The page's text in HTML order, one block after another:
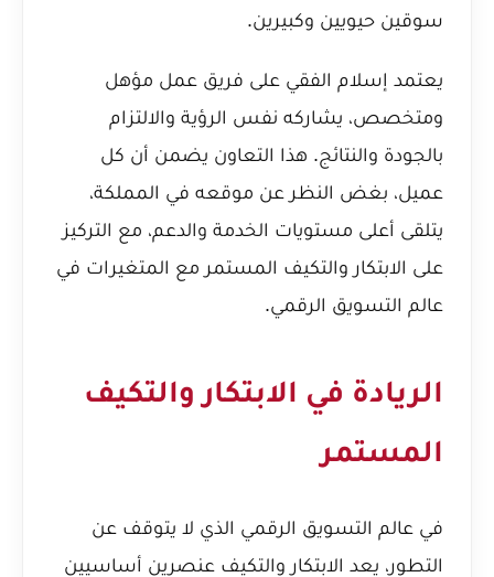
سوقين حيويين وكبيرين.
يعتمد إسلام الفقي على فريق عمل مؤهل
ومتخصص، يشاركه نفس الرؤية والالتزام
بالجودة والنتائج. هذا التعاون يضمن أن كل
عميل، بغض النظر عن موقعه في المملكة،
يتلقى أعلى مستويات الخدمة والدعم، مع التركيز
على الابتكار والتكيف المستمر مع المتغيرات في
عالم التسويق الرقمي.
الريادة في الابتكار والتكيف
المستمر
في عالم التسويق الرقمي الذي لا يتوقف عن
التطور، يعد الابتكار والتكيف عنصرين أساسيين